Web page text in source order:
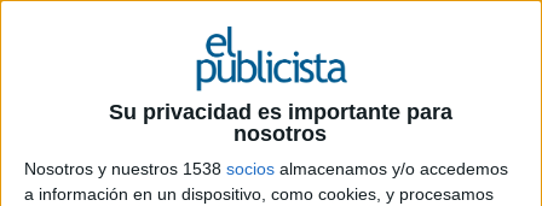
Su privacidad es importante para
nosotros
Nosotros y nuestros 1538 socios almacenamos y/o accedemos
a información en un dispositivo, como cookies, y procesamos
Av. Meridiana, 358, 7º C 08027 Barcelona Tlf: 93
274 03 14 info@pajarraco.eswww.pajarraco.es
IMPRIMIR